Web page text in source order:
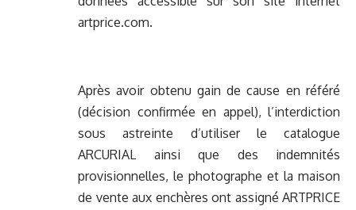
artprice.com.
Après avoir obtenu gain de cause en référé
(décision confirmée en appel), l’interdiction
sous astreinte d’utiliser le catalogue
ARCURIAL ainsi que des indemnités
provisionnelles, le photographe et la maison
de vente aux enchères ont assigné ARTPRICE